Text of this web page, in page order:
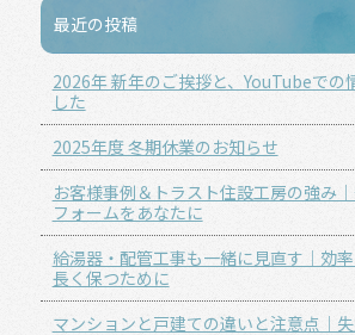
最近の投稿
2026年 新年のご挨拶と、YouTubeでの
した
2025年度 冬期休業のお知らせ
お客様事例＆トラスト住設工房の強み
フォームをあなたに
給湯器・配管工事も一緒に見直す｜効
長く保つために
マンションと戸建ての違いと注意点｜